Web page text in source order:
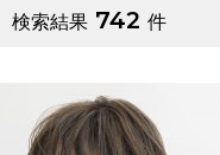
検索結果 742 件